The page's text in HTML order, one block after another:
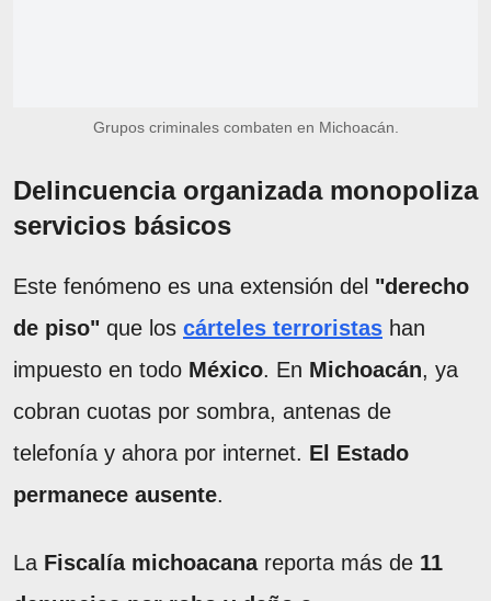
Grupos criminales combaten en Michoacán.
Delincuencia organizada monopoliza
servicios básicos
Este fenómeno es una extensión del "derecho
de piso" que los cárteles terroristas han
impuesto en todo México. En Michoacán, ya
cobran cuotas por sombra, antenas de
telefonía y ahora por internet. El Estado
permanece ausente.
La Fiscalía michoacanareporta más de 11